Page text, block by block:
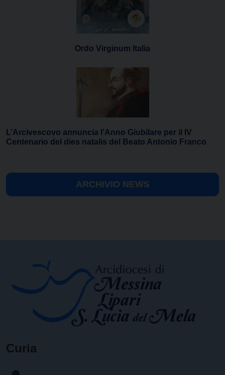
Ordo Virginum Italia
L’Arcivescovo annuncia l’Anno Giubilare per il IV
Centenario del dies natalis del Beato Antonio Franco
ARCHIVIO NEWS
Curia